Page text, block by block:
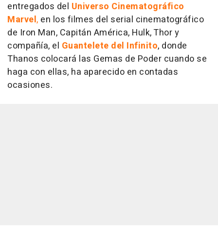
entregados del Universo Cinematográfico
Marvel, en los filmes del serial cinematográfico
de Iron Man, Capitán América, Hulk, Thor y
compañía, el Guantelete del Infinito, donde
Thanos colocará las Gemas de Poder cuando se
haga con ellas, ha aparecido en contadas
ocasiones.